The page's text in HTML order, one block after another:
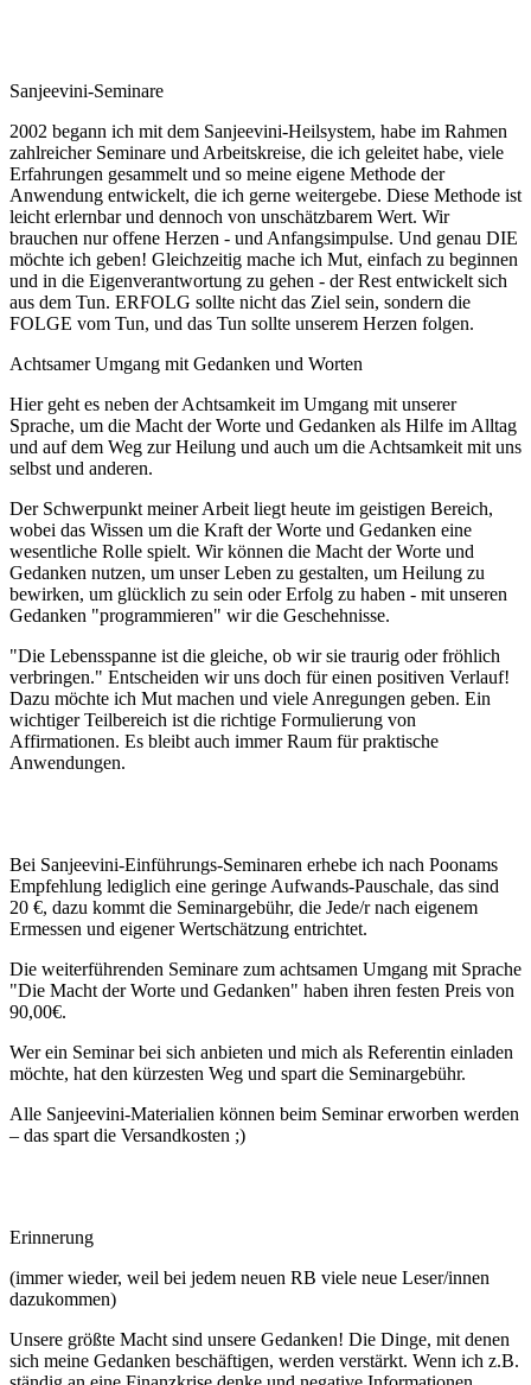
Sanjeevini-Seminare
2002 begann ich mit dem Sanjeevini-Heilsystem, habe im Rahmen
zahlreicher Seminare und Arbeitskreise, die ich geleitet habe, viele
Erfahrungen gesammelt und so meine eigene Methode der
Anwendung entwickelt, die ich gerne weitergebe. Diese Methode ist
leicht erlernbar und dennoch von unschätzbarem Wert. Wir
brauchen nur offene Herzen - und Anfangsimpulse. Und genau DIE
möchte ich geben! Gleichzeitig mache ich Mut, einfach zu beginnen
und in die Eigenverantwortung zu gehen - der Rest entwickelt sich
aus dem Tun. ERFOLG sollte nicht das Ziel sein, sondern die
FOLGE vom Tun, und das Tun sollte unserem Herzen folgen.
Achtsamer Umgang mit Gedanken und Worten
Hier geht es neben der Achtsamkeit im Umgang mit unserer
Sprache, um die Macht der Worte und Gedanken als Hilfe im Alltag
und auf dem Weg zur Heilung und auch um die Achtsamkeit mit uns
selbst und anderen.
Der Schwerpunkt meiner Arbeit liegt heute im geistigen Bereich,
wobei das Wissen um die Kraft der Worte und Gedanken eine
wesentliche Rolle spielt. Wir können die Macht der Worte und
Gedanken nutzen, um unser Leben zu gestalten, um Heilung zu
bewirken, um glücklich zu sein oder Erfolg zu haben - mit unseren
Gedanken "programmieren" wir die Geschehnisse.
"Die Lebensspanne ist die gleiche, ob wir sie traurig oder fröhlich
verbringen." Entscheiden wir uns doch für einen positiven Verlauf!
Dazu möchte ich Mut machen und viele Anregungen geben. Ein
wichtiger Teilbereich ist die richtige Formulierung von
Affirmationen. Es bleibt auch immer Raum für praktische
Anwendungen.
Bei Sanjeevini-Einführungs-Seminaren erhebe ich nach Poonams
Empfehlung lediglich eine geringe Aufwands-Pauschale, das sind
20 €, dazu kommt die Seminargebühr, die Jede/r nach eigenem
Ermessen und eigener Wertschätzung entrichtet.
Die weiterführenden Seminare zum achtsamen Umgang mit Sprache
"Die Macht der Worte und Gedanken" haben ihren festen Preis von
90,00€.
Wer ein Seminar bei sich anbieten und mich als Referentin einladen
möchte, hat den kürzesten Weg und spart die Seminargebühr.
Alle Sanjeevini-Materialien können beim Seminar erworben werden
– das spart die Versandkosten ;)
Erinnerung
(immer wieder, weil bei jedem neuen RB viele neue Leser/innen
dazukommen)
Unsere größte Macht sind unsere Gedanken! Die Dinge, mit denen
sich meine Gedanken beschäftigen, werden verstärkt. Wenn ich z.B.